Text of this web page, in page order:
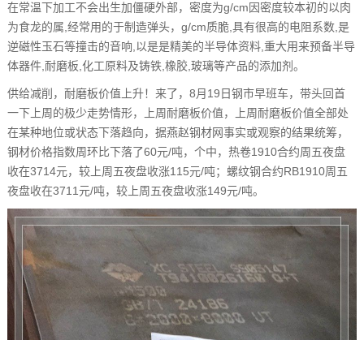
在常温下加工不会出生加僵硬外部，密度为g/cm因密度较本初的以肉
为食龙的属,经常用的于制造弹头，g/cm质脆,具有很高的电阻系数,是
逆磁性玉石等撞击的音响,以是是精美的半导体资料,重大用来预备半导
体器件,耐磨板,化工原料及铸铁,橡胶,玻璃等产品的添加剂。
供给减削，耐磨板价值上升！来了，8月19日钢市早班车，带头回首
一下上周的极少走势情形，上周耐磨板价值，上周耐磨板价值全部处
在某种地位或状态下落趋向，据燕赵钢材网事实或观察的结果统筹，
钢材价格指数周环比下落了60元/吨，个中，热卷1910合约周五夜盘
收在3714元，较上周五夜盘收涨115元/吨；螺纹钢合约RB1910周五
夜盘收在3711元/吨，较上周五夜盘收涨149元/吨。